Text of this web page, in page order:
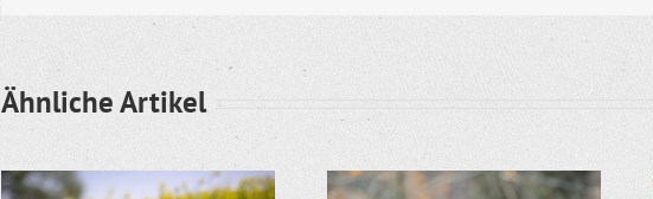
Ähnliche Artikel